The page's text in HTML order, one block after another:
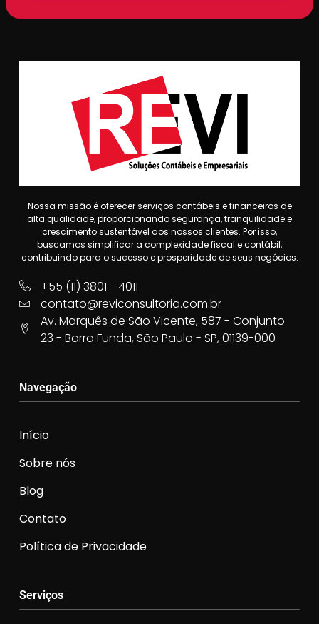
Nossa missão é oferecer serviços contábeis e financeiros de
alta qualidade, proporcionando segurança, tranquilidade e
crescimento sustentável aos nossos clientes. Por isso,
buscamos simplificar a complexidade fiscal e contábil,
contribuindo para o sucesso e prosperidade de seus negócios.
+55 (11) 3801 - 4011
contato@reviconsultoria.com.br
Av. Marquês de São Vicente, 587 - Conjunto
23 - Barra Funda, São Paulo - SP, 01139-000
Navegação
Início
Sobre nós
Blog
Contato
Política de Privacidade
Serviços